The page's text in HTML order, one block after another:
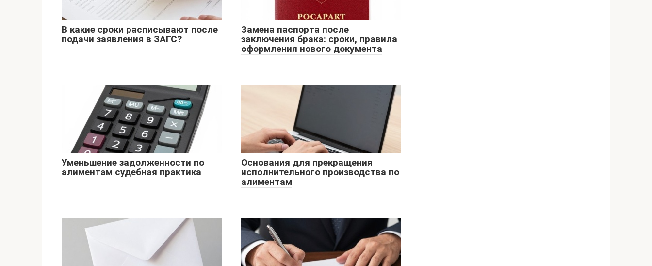
В какие сроки расписывают после
подачи заявления в ЗАГС?
Замена паспорта после
заключения брака: сроки, правила
оформления нового документа
Уменьшение задолженности по
алиментам судебная практика
Основания для прекращения
исполнительного производства по
алиментам